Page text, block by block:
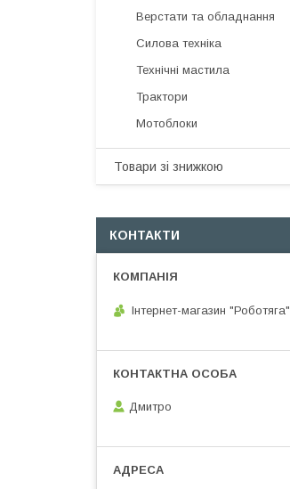
Верстати та обладнання
Силова техніка
Технічні мастила
Трактори
Мотоблоки
Товари зі знижкою
КОНТАКТИ
Інтернет-магазин "Роботяга"
Дмитро